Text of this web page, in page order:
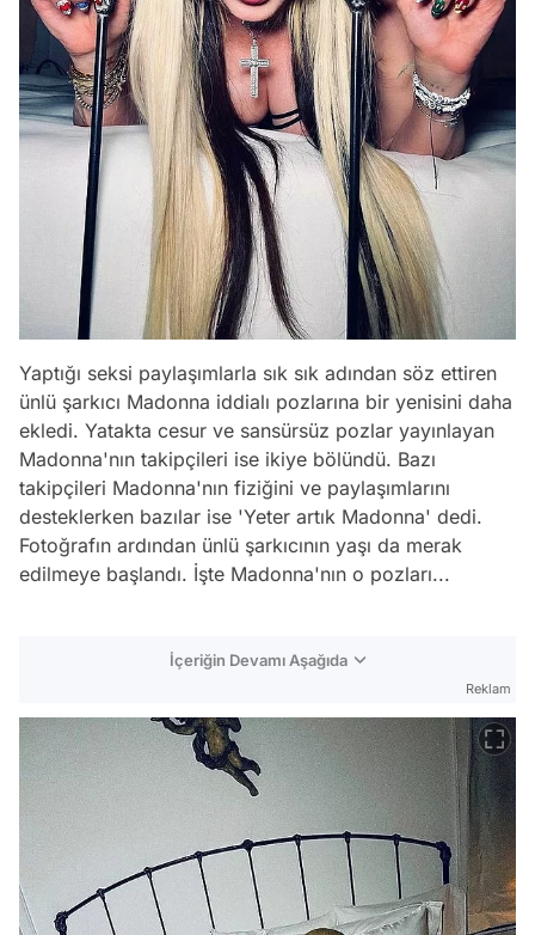
Yaptığı seksi paylaşımlarla sık sık adından söz ettiren
ünlü şarkıcı Madonna iddialı pozlarına bir yenisini daha
ekledi. Yatakta cesur ve sansürsüz pozlar yayınlayan
Madonna'nın takipçileri ise ikiye bölündü. Bazı
takipçileri Madonna'nın fiziğini ve paylaşımlarını
desteklerken bazılar ise 'Yeter artık Madonna' dedi.
Fotoğrafın ardından ünlü şarkıcının yaşı da merak
edilmeye başlandı. İşte Madonna'nın o pozları...
İçeriğin Devamı Aşağıda
Reklam